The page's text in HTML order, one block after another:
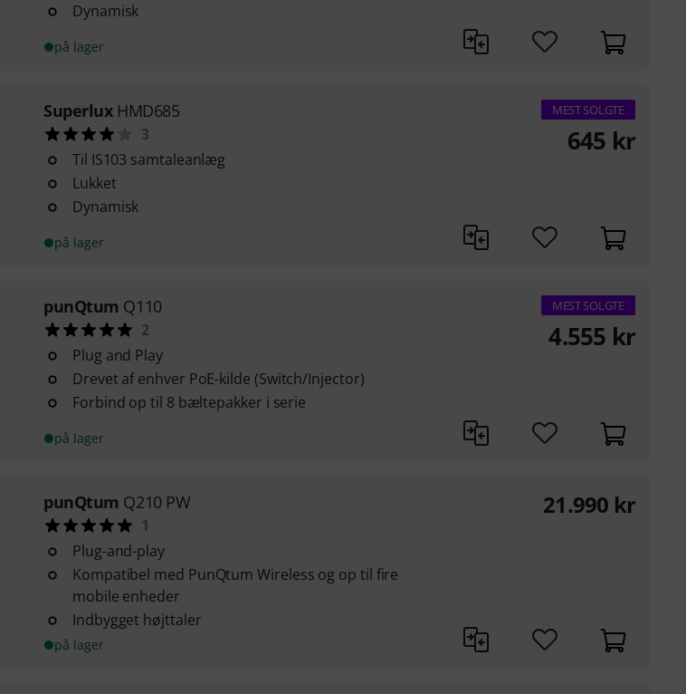
Dynamisk
på lager
Superlux HMD685
3
Til IS103 samtaleanlæg
Lukket
Dynamisk
på lager
MEST SOLGTE
645 kr
punQtum Q110
2
Plug and Play
Drevet af enhver PoE-kilde (Switch/Injector)
Forbind op til 8 bæltepakker i serie
på lager
MEST SOLGTE
4.555 kr
punQtum Q210 PW
1
Plug-and-play
Kompatibel med PunQtum Wireless og op til fire
mobile enheder
Indbygget højttaler
på lager
21.990 kr